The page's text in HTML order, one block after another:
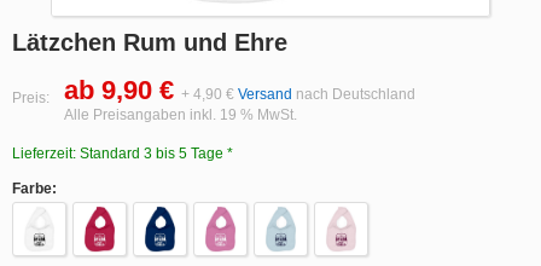
Lätzchen Rum und Ehre
Preis: ab 9,90 € + 4,90 € Versand nach Deutschland
Alle Preisangaben inkl. 19 % MwSt.
Lieferzeit: Standard 3 bis 5 Tage *
Farbe: